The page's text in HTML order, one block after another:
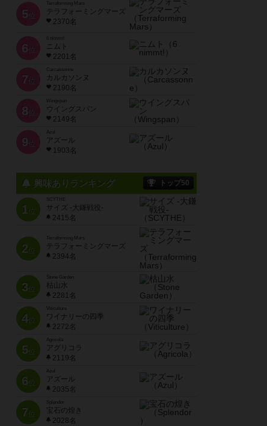
5 位
Terraforming Mars
テラフォーミングマーズ
2370名
6 位
ニムト
2201名
7 位
Carcassonne
カルカソンヌ
2190名
8 位
Wingspan
ウイングスパン
2149名
9 位
Azul
アズール
1903名
興味ありランキング トップ50
1位
SCYTHE
サイズ -大鎌戦役-
2415名
2位
Terraforming Mars
テラフォーミングマーズ
2394名
3位
Stone Garden
枯山水
2281名
4位
Viticulture
ワイナリーの四季
2272名
5位
Agricola
アグリコラ
2119名
6位
Azul
アズール
2035名
7位
宝石の煌き
2028名